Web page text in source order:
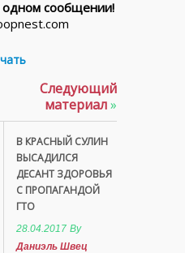
одном сообщении!
Следующий
материал»
В КРАСНЫЙ СУЛИН
ВЫСАДИЛСЯ
ДЕСАНТ ЗДОРОВЬЯ
С ПРОПАГАНДОЙ
ГТО
28.04.2017 By
Даниэль Швец